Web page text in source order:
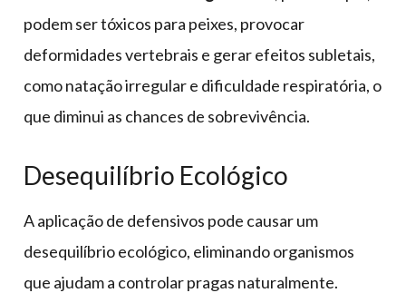
podem ser tóxicos para peixes, provocar
deformidades vertebrais e gerar efeitos subletais,
como natação irregular e dificuldade respiratória, o
que diminui as chances de sobrevivência.
Desequilíbrio Ecológico
A aplicação de defensivos pode causar um
desequilíbrio ecológico, eliminando organismos
que ajudam a controlar pragas naturalmente.